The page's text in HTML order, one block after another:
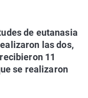
de eutanasia
las dos,
11
se realizaron